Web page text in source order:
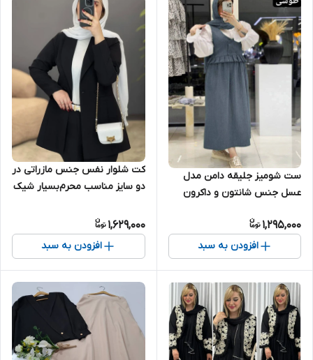
ست شومیز جلیقه دامن مدل
عسل جنس شانتون و داکرون
۳۸ تا ۴۶
1,295,000
افزودن به سبد
کت شلوار نفس جنس مازراتی در
دو سایز مناسب محرم‌بسیار شیک
1,629,000
افزودن به سبد